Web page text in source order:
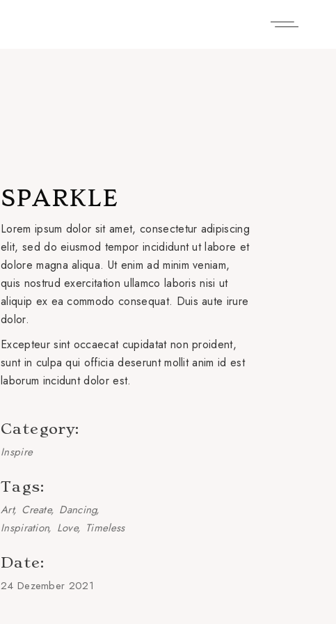
SPARKLE
Lorem ipsum dolor sit amet, consectetur adipiscing
elit, sed do eiusmod tempor incididunt ut labore et
dolore magna aliqua. Ut enim ad minim veniam,
quis nostrud exercitation ullamco laboris nisi ut
aliquip ex ea commodo consequat. Duis aute irure
dolor.
Excepteur sint occaecat cupidatat non proident,
sunt in culpa qui officia deserunt mollit anim id est
laborum incidunt dolor est.
Category:
Inspire
Tags:
Art Create Dancing
Inspiration Love Timeless
Date:
24 Dezember 2021